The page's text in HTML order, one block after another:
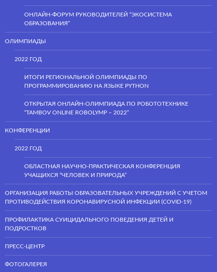
ОНЛАЙН-ФОРУМ РУКОВОДИТЕЛЕЙ “ЭКОСИСТЕМА
ОБРАЗОВАНИЯ”
ОЛИМПИАДЫ
2022 ГОД
ИТОГИ РЕГИОНАЛЬНОЙ ОЛИМПИАДЫ ПО
ПРОГРАММИРОВАНИЮ НА ЯЗЫКЕ PYTHON
ОТКРЫТАЯ ОНЛАЙН-ОЛИМПИАДА ПО РОБОТОТЕХНИКЕ
“TAMBOV ONLINE ROBOLYMP – 2022”
КОНФЕРЕНЦИИ
2022 ГОД
ОБЛАСТНАЯ НАУЧНО-ПРАКТИЧЕСКАЯ КОНФЕРЕНЦИЯ
УЧАЩИХСЯ “ЧЕЛОВЕК И ПРИРОДА”
ОРГАНИЗАЦИЯ РАБОТЫ ОБРАЗОВАТЕЛЬНЫХ УЧРЕЖДЕНИЙ С УЧЕТОМ
ПРОТИВОДЕЙСТВИЯ КОРОНАВИРУСНОЙ ИНФЕКЦИИ (COVID-19)
ПРОФИЛАКТИКА СУИЦИДАЛЬНОГО ПОВЕДЕНИЯ ДЕТЕЙ И
ПОДРОСТКОВ
ПРЕСС-ЦЕНТР
ФОТОГАЛЕРЕЯ